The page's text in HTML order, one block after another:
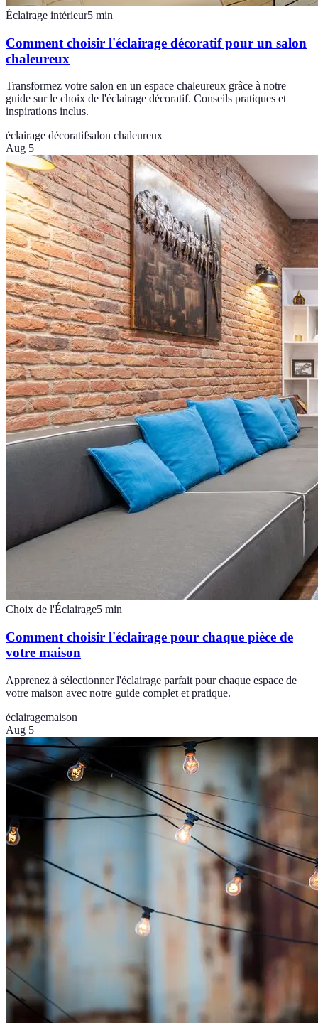
Éclairage intérieur5 min
Comment choisir l'éclairage décoratif pour un salon
chaleureux
Transformez votre salon en un espace chaleureux grâce à notre
guide sur le choix de l'éclairage décoratif. Conseils pratiques et
inspirations inclus.
éclairage décoratifsalon chaleureux
Aug 5
Choix de l'Éclairage5 min
Comment choisir l'éclairage pour chaque pièce de
votre maison
Apprenez à sélectionner l'éclairage parfait pour chaque espace de
votre maison avec notre guide complet et pratique.
éclairagemaison
Aug 5